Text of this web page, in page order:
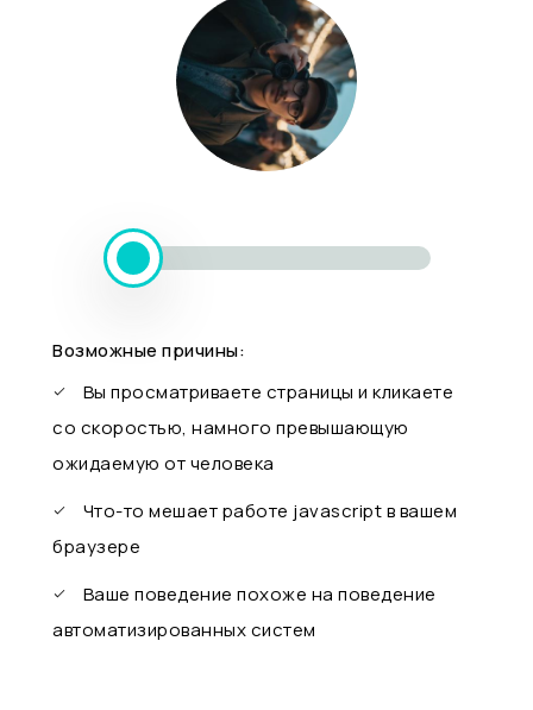
Возможные причины:
Вы просматриваете страницы и кликаете
со скоростью, намного превышающую
ожидаемую от человека
Что-то мешает работе javascript в вашем
браузере
Ваше поведение похоже на поведение
автоматизированных систем